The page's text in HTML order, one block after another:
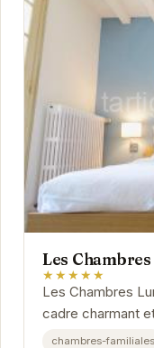
Les
★★★★★
Les Chambres
cadre charmant
relaxant dans
chambres-familiales